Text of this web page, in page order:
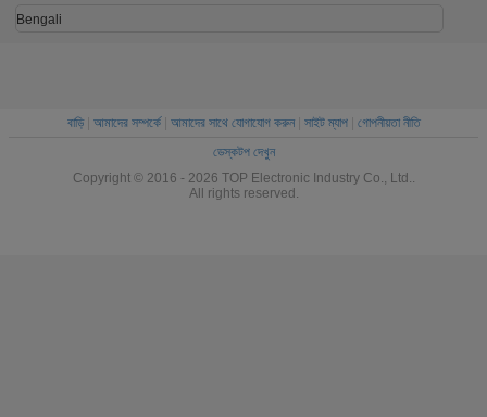
Bengali
বাড়ি| আমাদের সম্পর্কে| আমাদের সাথে যোগাযোগ করুন| সাইট ম্যাপ| গোপনীয়তা নীতি
ডেস্কটপ দেখুন
Copyright © 2016 - 2026 TOP Electronic Industry Co., Ltd..
All rights reserved.